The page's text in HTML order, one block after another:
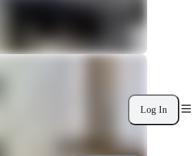
Log In